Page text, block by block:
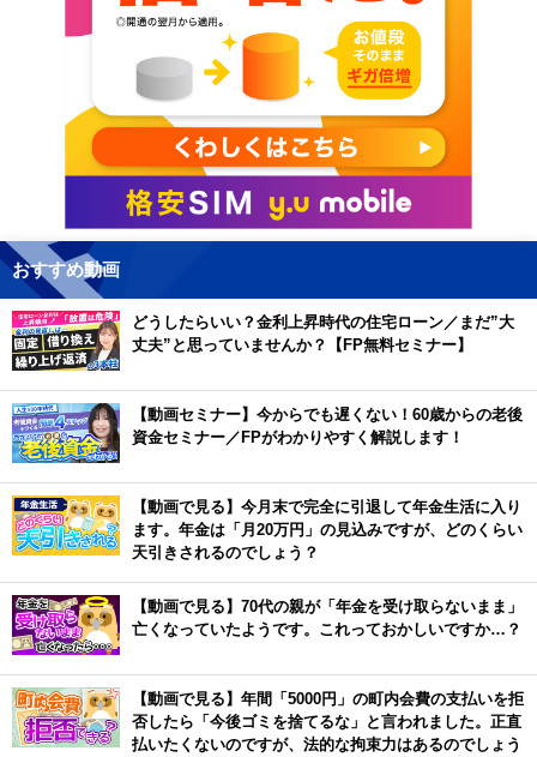
おすすめ動画
どうしたらいい？金利上昇時代の住宅ローン／まだ”大
丈夫”と思っていませんか？【FP無料セミナー】
【動画セミナー】今からでも遅くない！60歳からの老後
資金セミナー／FPがわかりやすく解説します！
【動画で見る】今月末で完全に引退して年金生活に入り
ます。年金は「月20万円」の見込みですが、どのくらい
天引きされるのでしょう？
【動画で見る】70代の親が「年金を受け取らないまま」
亡くなっていたようです。これっておかしいですか…？
【動画で見る】年間「5000円」の町内会費の支払いを拒
否したら「今後ゴミを捨てるな」と言われました。正直
払いたくないのですが、法的な拘束力はあるのでしょう